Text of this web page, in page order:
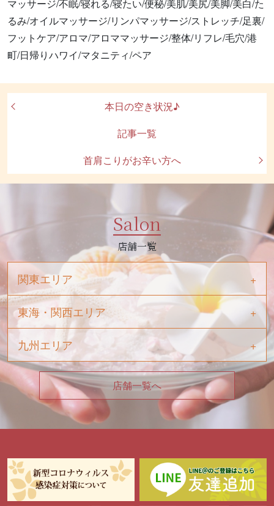
マッサージ/不眠/寝れる/寝たい/便秘/美肌/美尻/美脚/美白/た
るみ/オイルマッサージ/リンパマッサージ/ストレッチ/足裏/
フットケア/アロマ/アロママッサージ/整体/リフレ/毛穴/港
町/日帰りハワイ/マタニティ/ペア
本日の空き状況♪
記事一覧
首肩こりがお辛い方へ
Salon
店舗一覧
関東エリア
東海・関西エリア
九州エリア
店舗一覧へ